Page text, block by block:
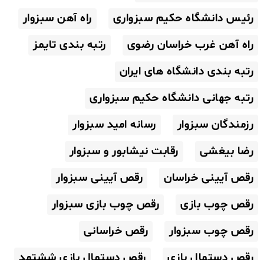
رئیس دانشگاه حکیم سبزواری
راه آهن سبزوار
راه آهن غرب خراسان رضوی
رتبه بندی تایمز
رتبه بندی دانشگاه های ایران
رتبه جهانی دانشگاه حکیم سبزواری
رزمندگان سبزوار
رسانه امید سبزوار
رضا بیغشی
رقابت نیشابور و سبزوار
رقص آیینی خراسان
رقص آیینی سبزوار
رقص چوب بازی
رقص چوب بازی سبزوار
رقص چوب سبزوار
رقص خراسانی